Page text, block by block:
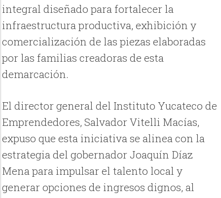
integral diseñado para fortalecer la
infraestructura productiva, exhibición y
comercialización de las piezas elaboradas
por las familias creadoras de esta
demarcación.
El director general del Instituto Yucateco de
Emprendedores, Salvador Vitelli Macías,
expuso que esta iniciativa se alinea con la
estrategia del gobernador Joaquín Díaz
Mena para impulsar el talento local y
generar opciones de ingresos dignos, al